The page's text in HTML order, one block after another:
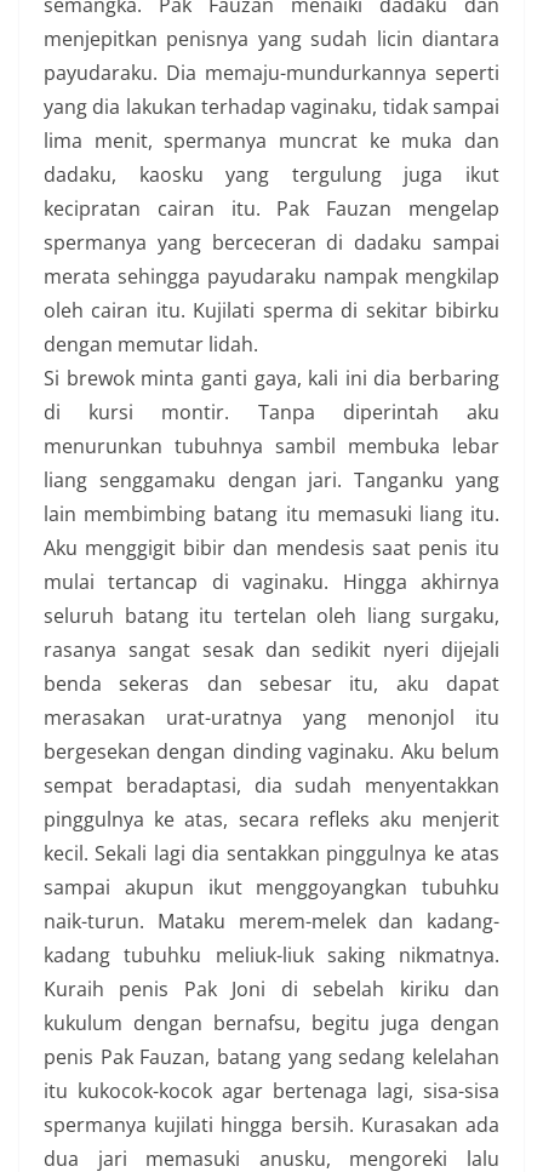
menjepitkan penisnya yang sudah licin diantara
payudaraku. Dia memaju-mundurkannya seperti
yang dia lakukan terhadap vaginaku, tidak sampai
lima menit, spermanya muncrat ke muka dan
dadaku, kaosku yang tergulung juga ikut
kecipratan cairan itu. Pak Fauzan mengelap
spermanya yang berceceran di dadaku sampai
merata sehingga payudaraku nampak mengkilap
oleh cairan itu. Kujilati sperma di sekitar bibirku
dengan memutar lidah.
Si brewok minta ganti gaya, kali ini dia berbaring
di kursi montir. Tanpa diperintah aku
menurunkan tubuhnya sambil membuka lebar
liang senggamaku dengan jari. Tanganku yang
lain membimbing batang itu memasuki liang itu.
Aku menggigit bibir dan mendesis saat penis itu
mulai tertancap di vaginaku. Hingga akhirnya
seluruh batang itu tertelan oleh liang surgaku,
rasanya sangat sesak dan sedikit nyeri dijejali
benda sekeras dan sebesar itu, aku dapat
merasakan urat-uratnya yang menonjol itu
bergesekan dengan dinding vaginaku. Aku belum
sempat beradaptasi, dia sudah menyentakkan
pinggulnya ke atas, secara refleks aku menjerit
kecil. Sekali lagi dia sentakkan pinggulnya ke atas
sampai akupun ikut menggoyangkan tubuhku
naik-turun. Mataku merem-melek dan kadang-
kadang tubuhku meliuk-liuk saking nikmatnya.
Kuraih penis Pak Joni di sebelah kiriku dan
kukulum dengan bernafsu, begitu juga dengan
penis Pak Fauzan, batang yang sedang kelelahan
itu kukocok-kocok agar bertenaga lagi, sisa-sisa
spermanya kujilati hingga bersih. Kurasakan ada
dua jari memasuki anusku, mengoreki lalu